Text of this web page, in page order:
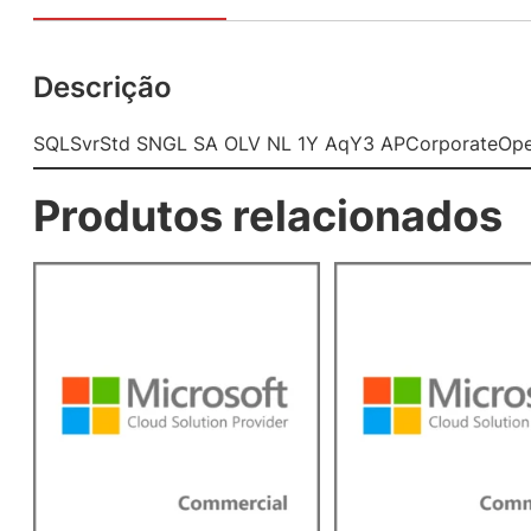
Descrição
SQLSvrStd SNGL SA OLV NL 1Y AqY3
Produtos relacionados